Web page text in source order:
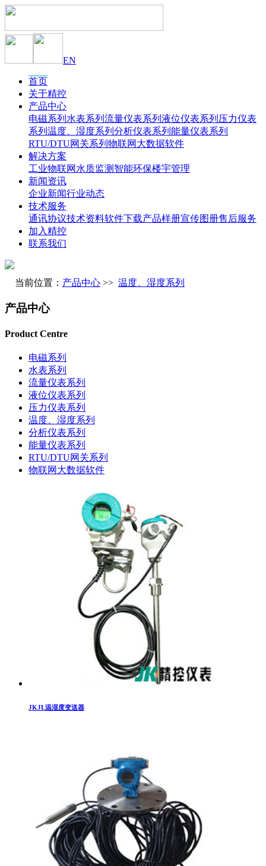
EN
首页
关于精控
产品中心
电磁系列 水表系列 流量仪表系列 液位仪表系列 压力仪表
系列 温度、湿度系列 分析仪表系列 能量仪表系列
RTU/DTU网关系列 物联网大数据软件
解决方案
工业物联网 水质监测 智能环保楼宇管理
新闻资讯
企业新闻行业动态
技术服务
通讯协议技术资料软件下载产品样册宣传图册售后服务
加入精控
联系我们
当前位置： 产品中心 >> 温度、湿度系列
产品中心
Product Centre
电磁系列
水表系列
流量仪表系列
液位仪表系列
压力仪表系列
温度、湿度系列
分析仪表系列
能量仪表系列
RTU/DTU网关系列
物联网大数据软件
JKJL温湿度变送器